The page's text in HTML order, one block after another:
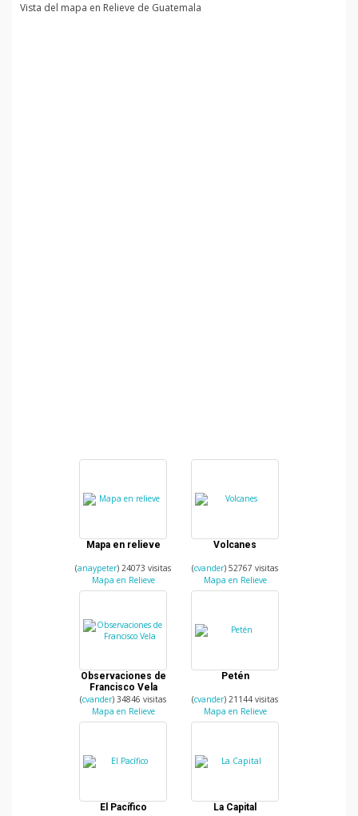
Vista del mapa en Relieve de Guatemala
Mapa en relieve
(anaypeter) 24073 visitas
Mapa en Relieve
Volcanes
(cvander) 52767 visitas
Mapa en Relieve
Observaciones de
Francisco Vela
(cvander) 34846 visitas
Mapa en Relieve
Petén
(cvander) 21144 visitas
Mapa en Relieve
El Pacífico La Capital